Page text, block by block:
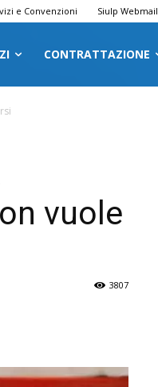
e Convenzioni Siulp Webmail
CONTRATTAZIONE
vuole
3807